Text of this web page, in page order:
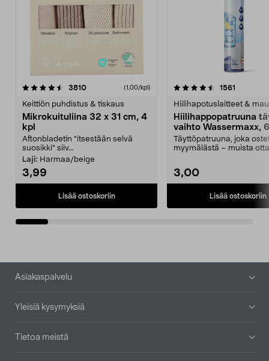
3810arvostelut (1,00/kpl)
Keittiön puhdistus & tiskaus
Mikrokuituliina 32 x 31 cm, 4
kpl
Aftonbladetin "itsestään selvä
suosikki" siiv...
Laji: Harmaa/beige
3,99
Lisää ostoskoriin
4.5viidestä
1561
Hiilihapotuslaitteet &
Hiilihappopatruuna
vaihto Wassermaxx,
Täyttöpatruuna, joka
myymälästä – muista
3,00
Lisää ostoskoriin
4.5viidestä
Alatunniste
Asiakaspalvelu
Yleisiä kysymyksiä
Tietoa meistä